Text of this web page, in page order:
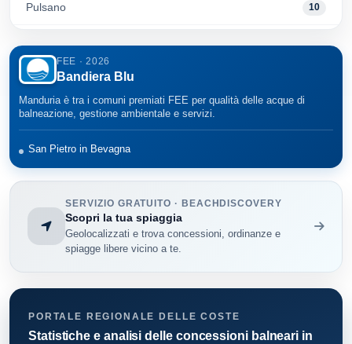
Pulsano 10
Torricella
FEE · 2026
Bandiera Blu
Manduria è tra i comuni premiati FEE per qualità delle acque di
balneazione, gestione ambientale e servizi.
San Pietro in Bevagna
SERVIZIO GRATUITO · BEACHDISCOVERY
Scopri la tua spiaggia
Geolocalizzati e trova concessioni, ordinanze e
spiagge libere vicino a te.
PORTALE REGIONALE DELLE COSTE
Statistiche e analisi delle concessioni balneari in